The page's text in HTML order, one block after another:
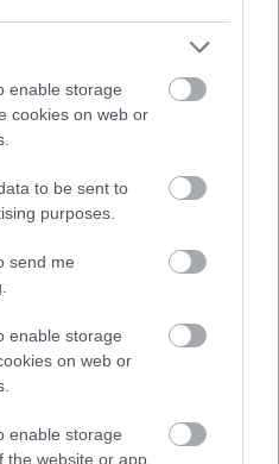
enable storage
cookies on web or
to be sent to
purposes.
send me
enable storage
on web or
enable storage
the website or app.
necesidad de marcar o
que más despejes realiza,
que ha disputado. Su
le asegura muchos puntos.
36 puntos)
al nivel de la
últimos partidos del Sevilla
En los últimos cinco
y sumado un total de 36
que el valor de mercado de